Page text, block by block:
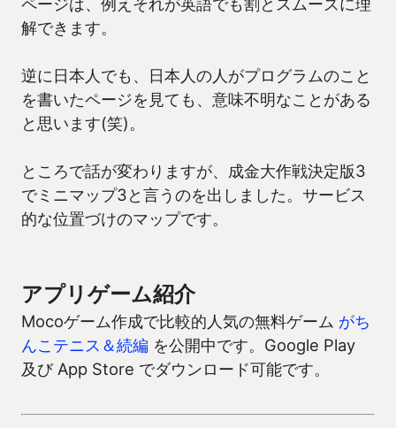
解できます。
逆に日本人でも、日本人の人がプログラムのこと
を書いたページを見ても、意味不明なことがある
と思います(笑)。
ところで話が変わりますが、成金大作戦決定版3
でミニマップ3と言うのを出しました。サービス
的な位置づけのマップです。
アプリゲーム紹介
Mocoゲーム作成で比較的人気の無料ゲーム がち
んこテニス＆続編 を公開中です。Google Play
及び App Store でダウンロード可能です。